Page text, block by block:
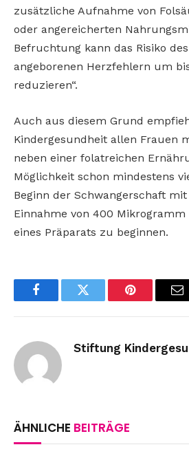
zusätzliche Aufnahme von
oder angereicherten
Befruchtung kann das Risiko
angeborenen Herzfehlern um
reduzieren“.
Auch aus diesem Grund
Kindergesundheit allen Frauen
neben einer folatreichen
Möglichkeit schon mindestens
Beginn der Schwangerschaft
Einnahme von 400
eines Präparats zu beginnen.
FacebookTwitter Pinterest
Stiftung
ÄHNLICHE BEITRÄGE